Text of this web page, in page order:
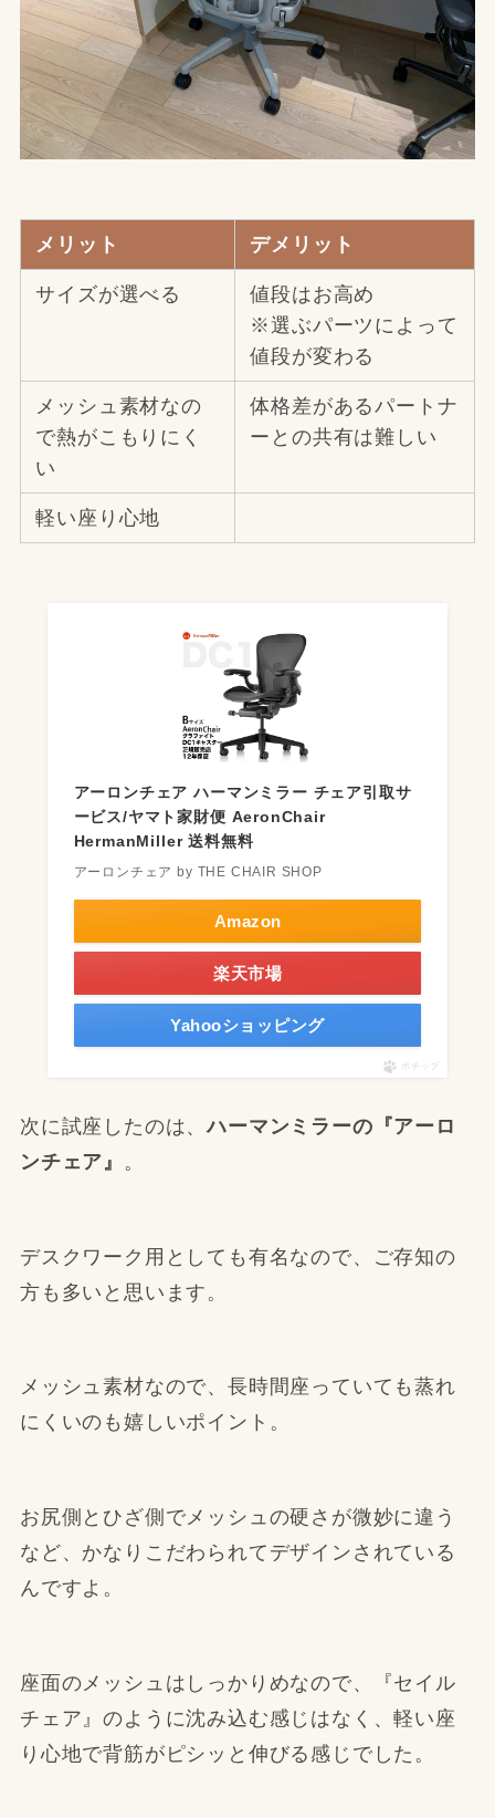
メリット デメリット
サイズが選べる
値段はお高め
※選ぶパーツによって
値段が変わる
メッシュ素材なの
で熱がこもりにく
い
体格差があるパートナ
ーとの共有は難しい
軽い座り心地
アーロンチェア ハーマンミラー チェア引取サ
ービス/ヤマト家財便 AeronChair
HermanMiller 送料無料
アーロンチェア by THE CHAIR SHOP
Amazon
楽天市場
Yahooショッピング
ポチップ
次に試座したのは、ハーマンミラーの『アーロ
ンチェア』
。
デスクワーク用としても有名なので、ご存知の
方も多いと思います。
メッシュ素材なので、長時間座っていても蒸れ
にくいのも嬉しいポイント。
お尻側とひざ側でメッシュの硬さが微妙に違う
など、かなりこだわられてデザインされている
んですよ。
座面のメッシュはしっかりめなので、『セイル
チェア』のように沈み込む感じはなく、軽い座
り心地で背筋がピシッと伸びる感じでした。